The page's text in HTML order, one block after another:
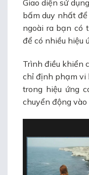
Giao diện sử
bấm duy nhất
ngoài ra bạn có
để có nhiều hiệu
Trình điều khiển
chỉ định phạm vi
trong hiệu ứng
chuyển động vào